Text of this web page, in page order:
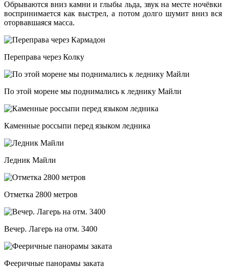
Обрываются вниз камни и глыбы льда, звук на месте ночёвки
воспринимается как выстрел, а потом долго шумит вниз вся
оторвавшаяся масса.
Переправа через Колку
По этой морене мы поднимались к леднику Майли
Каменные россыпи перед языком ледника
Ледник Майли
Отметка 2800 метров
Вечер. Лагерь на отм. 3400
Фееричные панорамы заката